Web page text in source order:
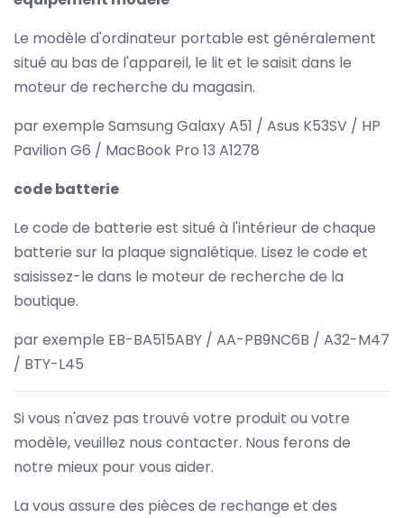
Le modèle d'ordinateur portable est généralement
situé au bas de l'appareil, le lit et le saisit dans le
moteur de recherche du magasin.
par exemple Samsung Galaxy A51 / Asus K53SV / HP
Pavilion G6 / MacBook Pro 13 A1278
code batterie
Le code de batterie est situé à l'intérieur de chaque
batterie sur la plaque signalétique. Lisez le code et
saisissez-le dans le moteur de recherche de la
boutique.
par exemple EB-BA515ABY / AA-PB9NC6B / A32-M47
/ BTY-L45
Si vous n'avez pas trouvé votre produit ou votre
modèle, veuillez nous contacter. Nous ferons de
notre mieux pour vous aider.
La vous assure des pièces de rechange et des